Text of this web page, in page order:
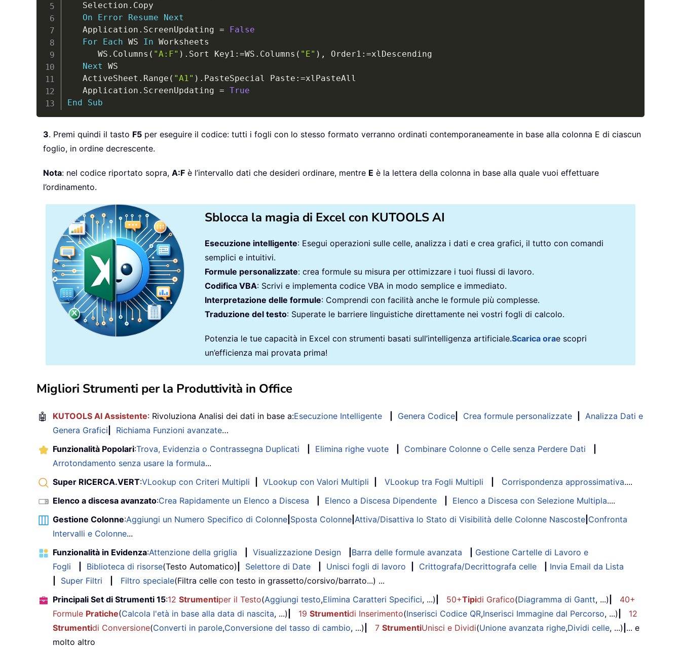
   Selection
. Copy
On
Error Resume
Next
   Application
. ScreenUpdating =
False
For
Each WS In Worksheets
      WS
. Columns ( "A:F" ) . Sort Key1 : =WS . Columns ( "E" ) , Order1 : =xlDescending
Next WS
   ActiveSheet
. Range ( "A1" ) . PasteSpecial Paste : =xlPasteAll
   Application
. ScreenUpdating = True
End
Sub
3. Premi quindi il tasto F5 per eseguire il codice: tutti i fogli con lo stesso formato verranno ordinati contemporaneamente in base alla colonna E di ciascun
foglio, in ordine decrescente.
Nota: nel codice riportato sopra, A:F è l’intervallo dati che desideri ordinare, mentre E è la lettera della colonna in base alla quale vuoi effettuare
l’ordinamento.
Sblocca la magia di Excel con KUTOOLS AI
Esecuzione intelligente: Esegui operazioni sulle celle, analizza i dati e crea grafici, il tutto con comandi
semplici e intuitivi.
Formule personalizzate: crea formule su misura per ottimizzare i tuoi flussi di lavoro.
Codifica VBA: Scrivi e implementa codice VBA in modo semplice e immediato.
Interpretazione delle formule: Comprendi con facilità anche le formule più complesse.
Traduzione del testo: Superate le barriere linguistiche direttamente nei vostri fogli di calcolo.
Potenzia le tue capacità in Excel con strumenti basati sull’intelligenza artificiale.Scarica orae scopri
un’efficienza mai provata prima!
Migliori Strumenti per la Produttività in Office
🤖 KUTOOLS AI Assistente: Rivoluziona Analisi dei dati in base a:Esecuzione Intelligente Genera Codice Crea formule personalizzate
Analizza Dati e
Genera Grafici
Richiama Funzioni avanzate…
Funzionalità Popolari:Trova, Evidenzia o Contrassegna Duplicati Elimina righe vuote Combinare Colonne o Celle senza Perdere Dati
Arrotondamento senza usare la formula...
Super RICERCA.VERT:VLookup con Criteri Multipli VLookup con Valori Multipli VLookup tra Fogli Multipli Corrispondenza approssimativa....
Elenco a discesa avanzato:Crea Rapidamente un Elenco a Discesa Elenco a Discesa Dipendente Elenco a Discesa con Selezione Multipla....
Gestione Colonne:Aggiungi un Numero Specifico di Colonne Sposta Colonne Attiva/Disattiva lo Stato di Visibilità delle Colonne Nascoste Confronta
Intervalli e Colonne...
Funzionalità in Evidenza:Attenzione della griglia Visualizzazione Design Barra delle formule avanzata
Gestione Cartelle di Lavoro e
Fogli
Biblioteca di risorse(Testo Automatico) Selettore di Date Unisci fogli di lavoro Crittografa/Decrittografa celle
Invia Email da Lista
Super Filtri Filtro speciale(Filtra celle con testo in grassetto/corsivo/barrato...) ...
Principali Set di Strumenti 15:12 Strumentiper il Testo(Aggiungi testo,Elimina Caratteri Specifici, ...) 50+Tipidi Grafico(Diagramma di Gantt, ...)
40+
Formule Pratiche(Calcola l'età in base alla data di nascita, ...) 19 Strumentidi Inserimento(Inserisci Codice QR,Inserisci Immagine dal Percorso, ...)
12
Strumentidi Conversione(Converti in parole,Conversione del tasso di cambio, ...) 7 StrumentiUnisci e Dividi(Unione avanzata righe,Dividi celle, ...) ... e
molto altro